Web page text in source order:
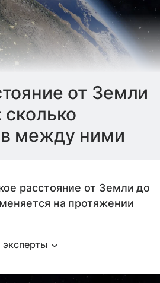
от Земли
между ними
расстояние от Земли до
на протяжении